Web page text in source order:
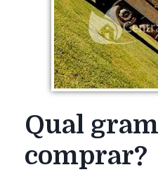
Qual
comprar?